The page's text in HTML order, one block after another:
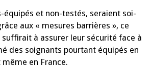
équipés et non-testés, seraient soi-
aux « mesures barrières », ce
à assurer leur sécurité face à
des soignants pourtant équipés en
en France.